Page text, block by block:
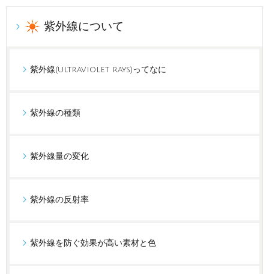
紫外線について
紫外線(ultraviolet rays)ってなに
紫外線の種類
紫外線量の変化
紫外線の反射率
紫外線を防ぐ効果が高い素材と色